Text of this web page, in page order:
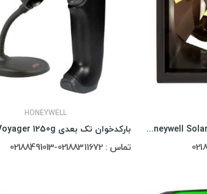
بارکدخوان تک بعدی Honeywell Solaris 7820
HONEYWELL
تماس : 02188311672-02188491013